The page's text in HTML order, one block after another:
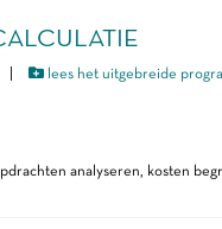
lees het uitgebreide
analyseren, kosten